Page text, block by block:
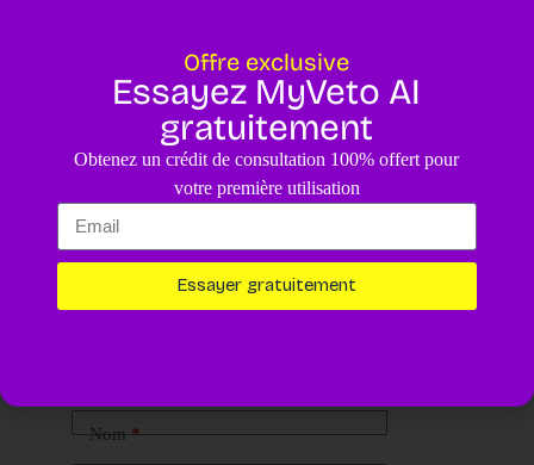
Nom*
Offre exclusive
Essayez MyVeto AI
gratuitement
Obtenez un crédit de consultation 100% offert pour
votre première utilisation
Essayer gratuitement